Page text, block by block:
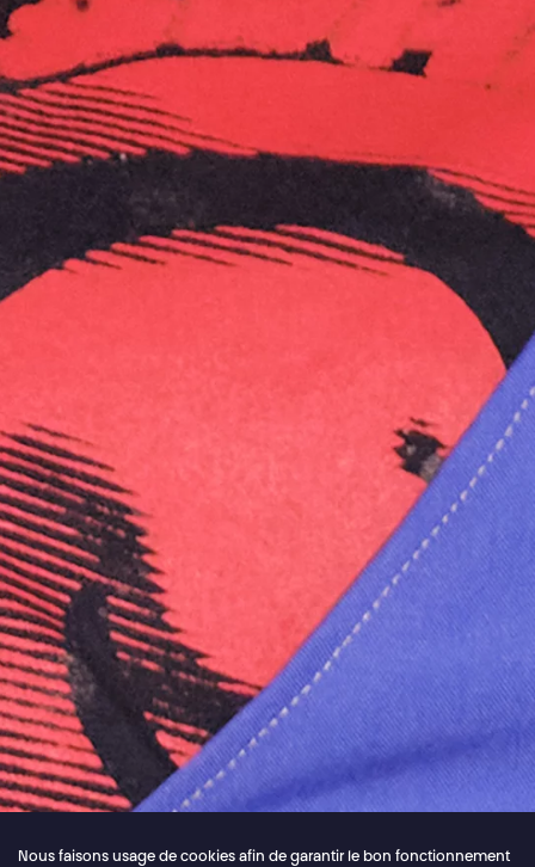
Nous faisons usage de cookies afin de garantir le bon fonctionnement